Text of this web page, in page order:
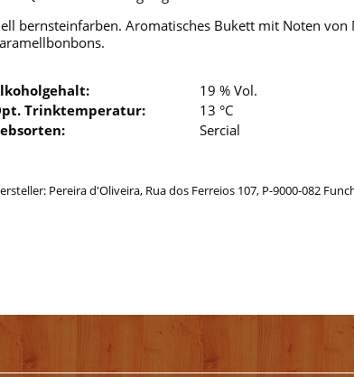
bernsteinfarben. Aromatisches Bukett mit Noten von
19 % Vol.
Trinktemperatur:
13 °C
Sercial
Pereira d'Oliveira, Rua dos Ferreios 107, P-9000-082